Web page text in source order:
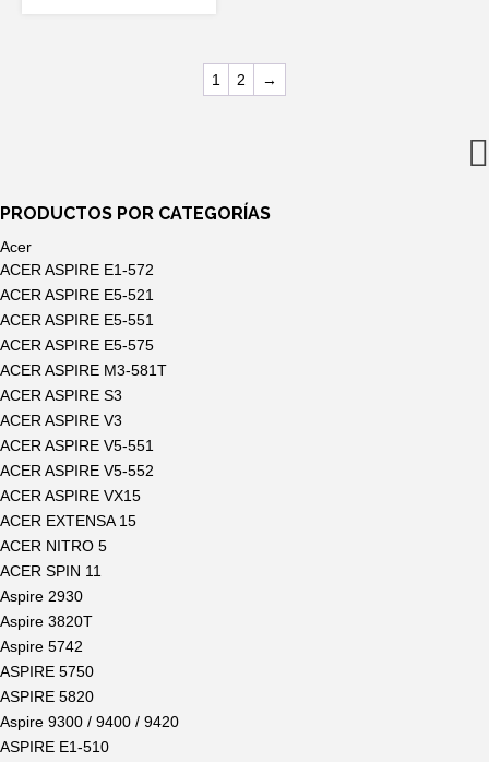
12,99€.
1 2 →
PRODUCTOS POR CATEGORÍAS
Acer
ACER ASPIRE E1-572
ACER ASPIRE E5-521
ACER ASPIRE E5-551
ACER ASPIRE E5-575
ACER ASPIRE M3-581T
ACER ASPIRE S3
ACER ASPIRE V3
ACER ASPIRE V5-551
ACER ASPIRE V5-552
ACER ASPIRE VX15
ACER EXTENSA 15
ACER NITRO 5
ACER SPIN 11
Aspire 2930
Aspire 3820T
Aspire 5742
ASPIRE 5750
ASPIRE 5820
Aspire 9300 / 9400 / 9420
ASPIRE E1-510